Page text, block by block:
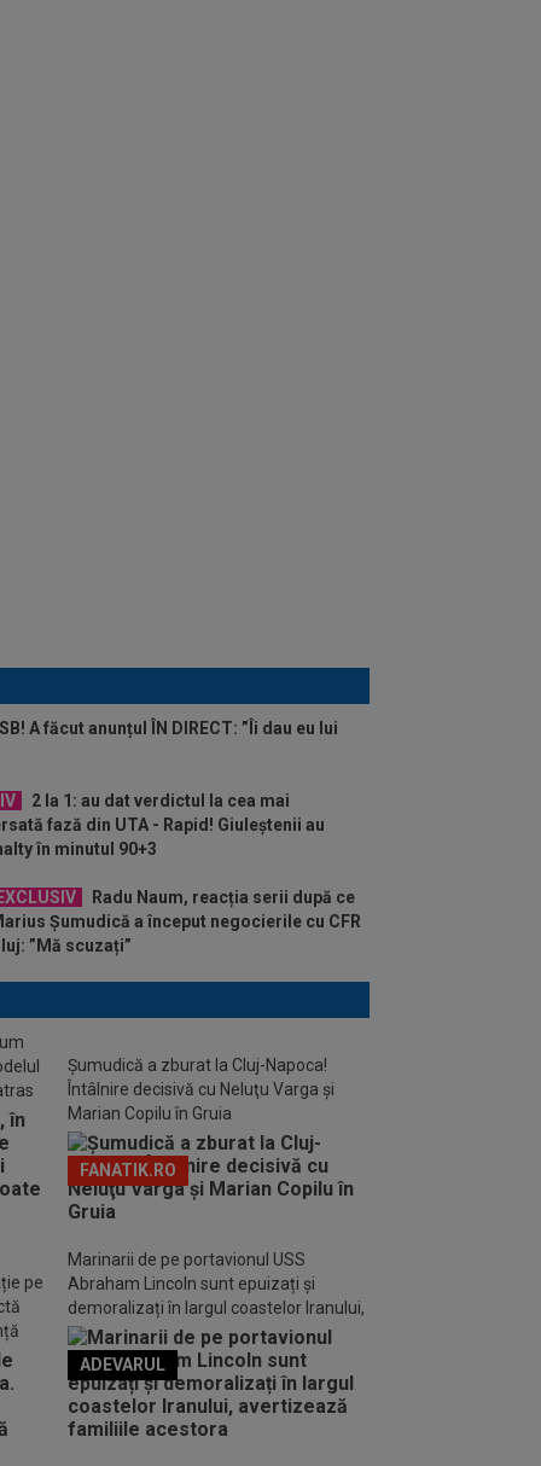
A făcut anunțul ÎN DIRECT: ”Îi dau eu lui
2 la 1: au dat verdictul la cea mai
fază din UTA - Rapid! Giuleștenii au
în minutul 90+3
EXCLUSIV
Radu Naum, reacția serii după ce
Șumudică a început negocierile cu CFR
”Mă scuzați”
Șumudică a zburat la Cluj-Napoca!
Întâlnire decisivă cu Neluţu Varga şi
Marian Copilu în Gruia
FANATIK.RO
pe
Marinarii de pe portavionul USS
Abraham Lincoln sunt epuizați și
demoralizați în largul coastelor Iranului,
avertizează familiile acestora
ADEVARUL